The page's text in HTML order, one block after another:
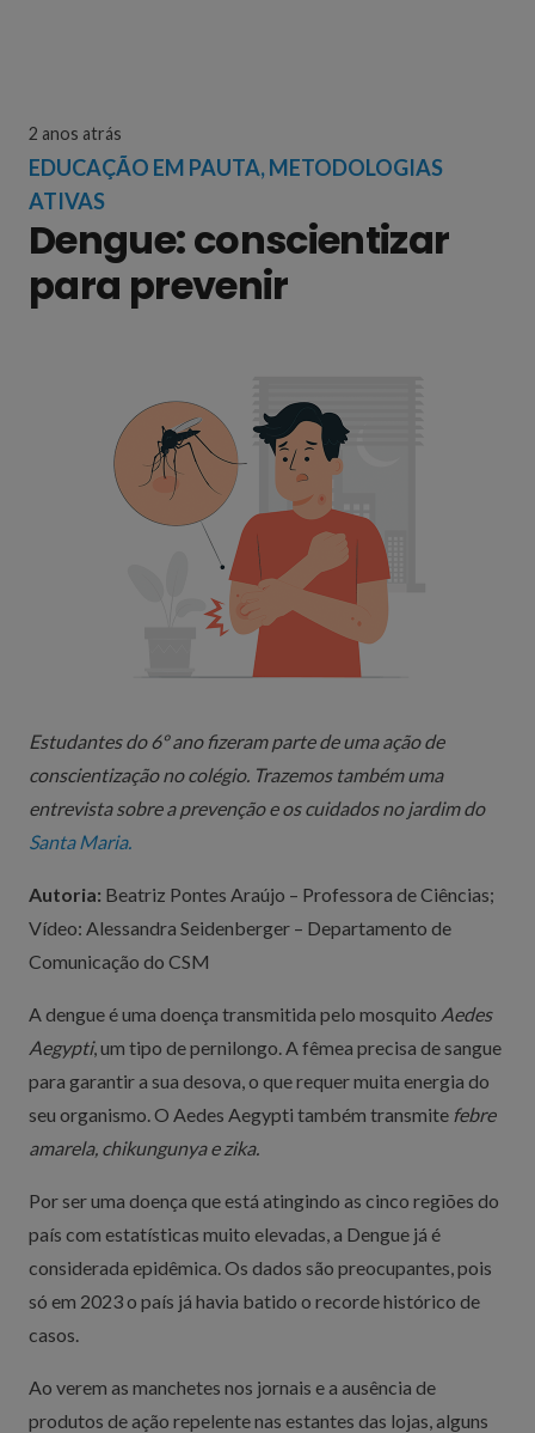
2 anos atrás
EDUCAÇÃO EM PAUTA,METODOLOGIAS
ATIVAS
Dengue: conscientizar
para prevenir
Estudantes do 6º ano fizeram parte de uma ação de
conscientização no colégio. Trazemos também uma
entrevista sobre a prevenção e os cuidados no jardim do
Santa Maria.
Autoria: Beatriz Pontes Araújo – Professora de Ciências;
Vídeo: Alessandra Seidenberger – Departamento de
Comunicação do CSM
A dengue é uma doença transmitida pelo mosquito Aedes
Aegypti, um tipo de pernilongo. A fêmea precisa de sangue
para garantir a sua desova, o que requer muita energia do
seu organismo. O Aedes Aegypti também transmite febre
amarela, chikungunya e zika.
Por ser uma doença que está atingindo as cinco regiões do
país com estatísticas muito elevadas, a Dengue já é
considerada epidêmica. Os dados são preocupantes, pois
só em 2023 o país já havia batido o recorde histórico de
casos.
Ao verem as manchetes nos jornais e a ausência de
produtos de ação repelente nas estantes das lojas, alguns